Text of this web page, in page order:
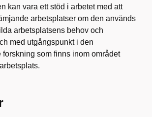
kan vara ett stöd i arbetet med att
arbetsplatser om den används
arbetsplatsens behov och
med utgångspunkt i den
forskning som finns inom området